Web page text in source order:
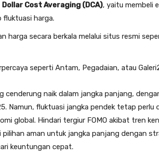
Dollar Cost Averaging (DCA), yaitu membeli
fluktuasi harga.
harga secara berkala melalui situs resmi
seperti Antam, Pegadaian, atau
cenderung naik dalam jangka panjang,
Namun, fluktuasi jangka pendek tetap perlu
global. Hindari tergiur FOMO akibat tren
pilihan aman untuk jangka panjang dengan
keuntungan cepat.